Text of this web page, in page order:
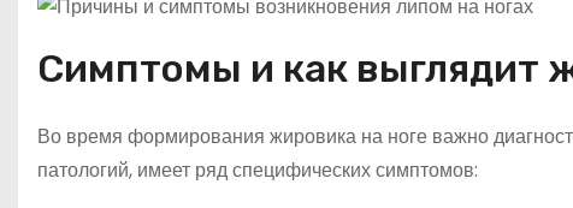
Симптомы и как выглядит
Во время формирования жировика на ноге важно
патологий, имеет ряд специфических симптомов: